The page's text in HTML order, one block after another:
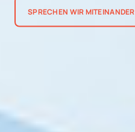
SPRECHEN WIR MITEINANDER